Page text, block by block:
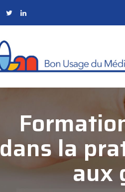
dans la
aux